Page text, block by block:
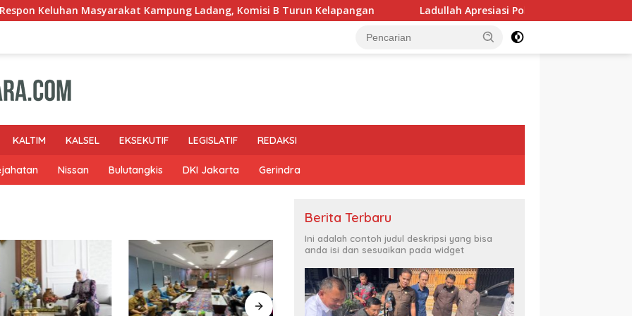
Kampung Ladang, Komisi B Turun Kelapangan Ladullah Apresiasi Polda Kaltara atas Keberhasilan Ungkap
KALTIM KALSEL EKSEKUTIF LEGISLATIF REDAKSI
Nissan Bulutangkis DKI Jakarta Gerindra
Berita Terbaru
Ini adalah contoh judul deskripsi yang bisa
anda isi dan sesuaikan pada widget